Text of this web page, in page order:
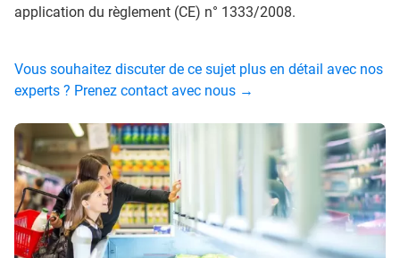
application du règlement (CE) n° 1333/2008.
Vous souhaitez discuter de ce sujet plus en détail avec nos
experts ? Prenez contact avec nous →